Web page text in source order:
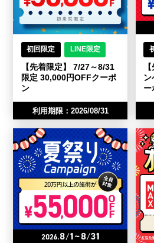
初回限定 LINE限定
【先着限定】 7/27～8/31
限定 30,000円OFFクーポ
ン
利用期限：2026/08/31
ン
ー